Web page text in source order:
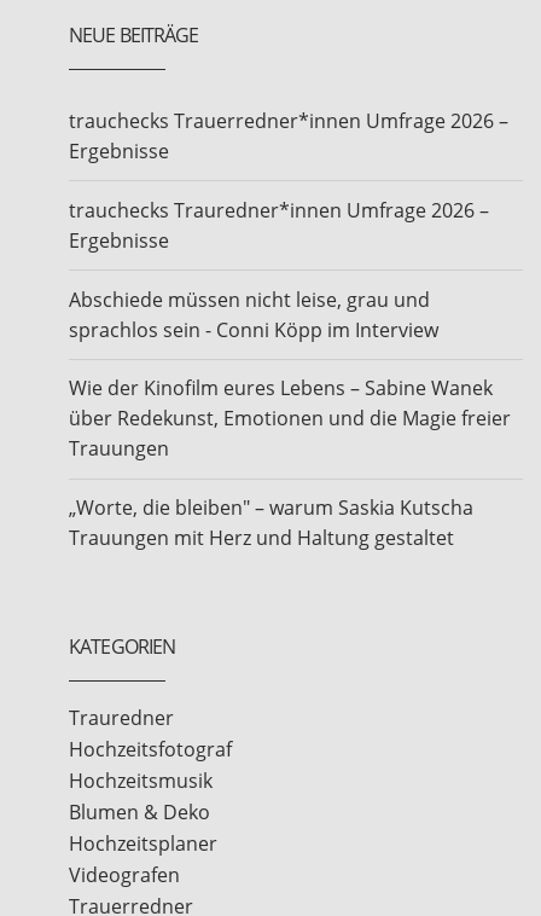
NEUE BEITRÄGE
trauchecks Trauerredner*innen Umfrage 2026 –
Ergebnisse
trauchecks Trauredner*innen Umfrage 2026 –
Ergebnisse
Abschiede müssen nicht leise, grau und
sprachlos sein - Conni Köpp im Interview
Wie der Kinofilm eures Lebens – Sabine Wanek
über Redekunst, Emotionen und die Magie freier
Trauungen
„Worte, die bleiben" – warum Saskia Kutscha
Trauungen mit Herz und Haltung gestaltet
KATEGORIEN
Trauredner
Hochzeitsfotograf
Hochzeitsmusik
Blumen & Deko
Hochzeitsplaner
Videografen
Trauerredner